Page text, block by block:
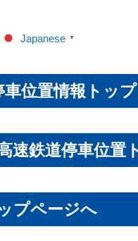
Japanese ▼
車位置情報トップ
速鉄道停車位置
プページへ